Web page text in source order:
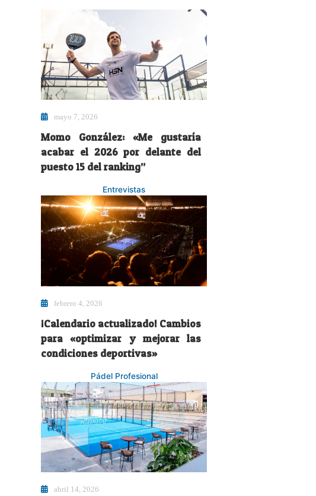
mayo 7, 2026
Momo González: «Me gustaría
acabar el 2026 por delante del
puesto 15 del ranking”
Entrevistas
febrero 4, 2026
¡Calendario actualizado! Cambios
para «optimizar y mejorar las
condiciones deportivas»
Pádel Profesional
abril 14, 2026